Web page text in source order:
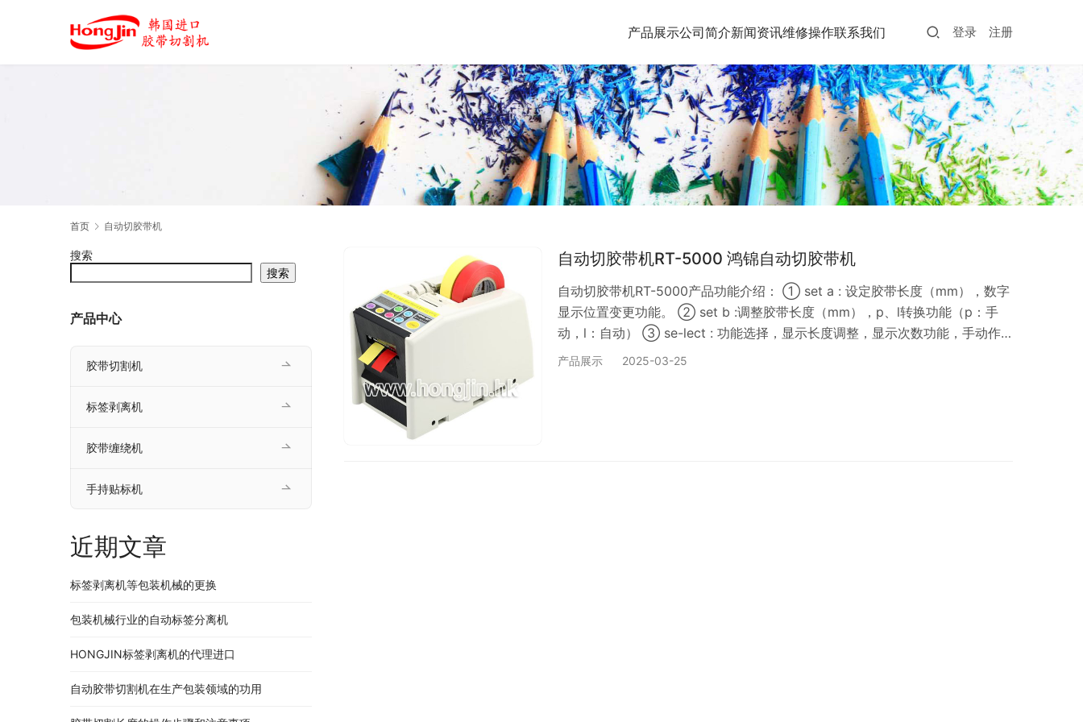
产品展示公司简介新闻资讯维修操作联系我们 登录 注册
首页 自动切胶带机
自动切胶带机RT-5000 鸿锦自动切胶带机
自动切胶带机RT-5000产品功能介绍： ① set a : 设定胶带长度（mm），数字
显示位置变更功能。 ② set b :调整胶带长度（mm），p、l转换功能（p：手
动，l：自动） ③ se-lect : 功能选择，显示长度调整，显示次数功能，手动作
业功能, ④ fwd :胶带前转功能. ⑤ start : 开始功能，受动及自动功能. ⑥ rev :
产品展示 2025-03-25
搜索
搜索
产品中心
胶带切割机
标签剥离机
胶带缠绕机
手持贴标机
近期文章
标签剥离机等包装机械的更换
包装机械行业的自动标签分离机
HONGJIN标签剥离机的代理进口
自动胶带切割机在生产包装领域的功用